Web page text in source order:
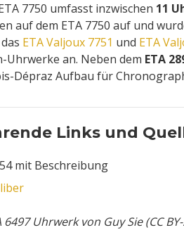
7750 umfasst inzwischen 11
auf dem ETA 7750 auf und
ETA Valjoux 7751 und ETA
an. Neben dem ETA
Dépraz Aufbau für
Links und
mit Beschreibung
Uhrwerk von Guy Sie (CC BY-